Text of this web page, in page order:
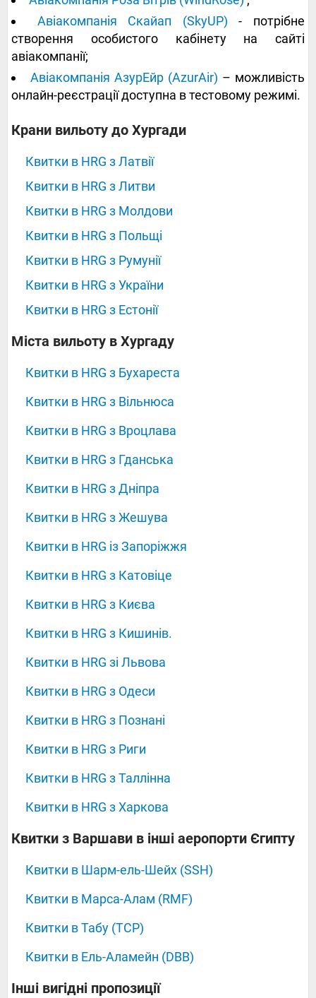
Авіакомпанія Скайап (SkyUP) - потрібне
створення особистого кабінету на сайті
авіакомпанії;
Авіакомпанія АзурЕйр (AzurAir) – можливість
онлайн-реєстрації доступна в тестовому режимі.
‍‍‍‍‍Крани вильоту до Хургади
Квитки в HRG з Латвії
Квитки в HRG з Литви
Квитки в HRG з Молдови
Квитки в HRG з Польщі
Квитки в HRG з Румунії
Квитки в HRG з України
Квитки в HRG з Естонії
‍‍‍‍‍Міста вильоту в Хургаду
Квитки в HRG з Бухареста
Квитки в HRG з Вільнюса
Квитки в HRG з Вроцлава
Квитки в HRG з Гданська
Квитки в HRG з Дніпра
Квитки в HRG з Жешува
Квитки в HRG із Запоріжжя
Квитки в HRG з Катовіце
Квитки в HRG з Києва
Квитки в HRG з Кишинів.
Квитки в HRG зі Львова
Квитки в HRG з Одеси
Квитки в HRG з Познані
Квитки в HRG з Риги
Квитки в HRG з Таллінна
Квитки в HRG з Харкова
‍‍‍‍‍Квитки з Варшави в інші аеропорти Єгипту
Квитки в Шарм-ель-Шейх (SSH)
Квитки в Марса-Алам (RMF)
Квитки в Табу (TCP)
Квитки в Ель-Аламейн (DBB)
‍‍‍‍‍Інші вигідні пропозиції